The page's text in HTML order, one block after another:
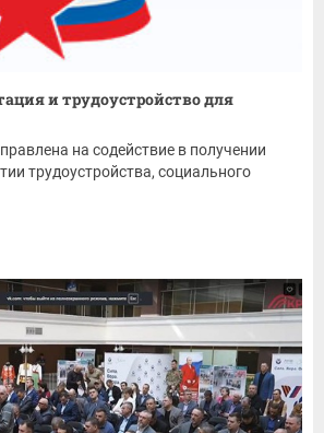
и трудоустройство для
на содействие в получении
трудоустройства, социального